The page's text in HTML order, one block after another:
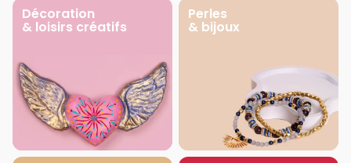
Décoration
& loisirs créatifs
Perles
& bijoux